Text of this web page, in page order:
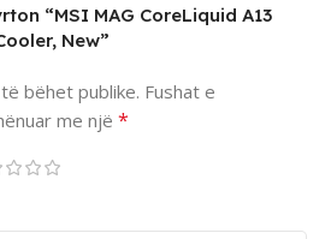
“MSI MAG CoreLiquid A13
New”
bëhet publike. Fushat e
me një *